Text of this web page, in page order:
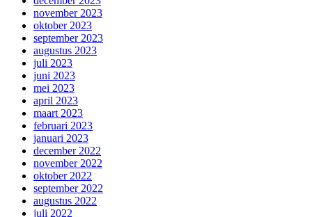
november 2023
oktober 2023
september 2023
augustus 2023
juli 2023
juni 2023
mei 2023
april 2023
maart 2023
februari 2023
januari 2023
december 2022
november 2022
oktober 2022
september 2022
augustus 2022
juli 2022